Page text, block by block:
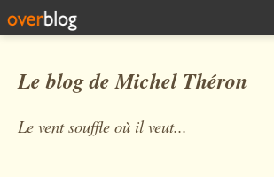
Le blog de Michel Théron
Le vent souffle où il veut...